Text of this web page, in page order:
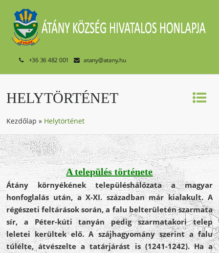
+36 36 482 001 atany@atany.hu
HELYTÖRTÉNET
Kezdőlap » Helytörténet
A település története
Átány környékének településhálózata a magyar
honfoglalás után, a X-XI. században már kialakult. A
régészeti feltárások során, a falu belterületén szarmata
sír, a Péter-kúti tanyán pedig szarmatakori telep
leletei kerültek elő. A szájhagyomány szerint a falu
túlélte, átvészelte a tatárjárást is (1241-1242). Ha a